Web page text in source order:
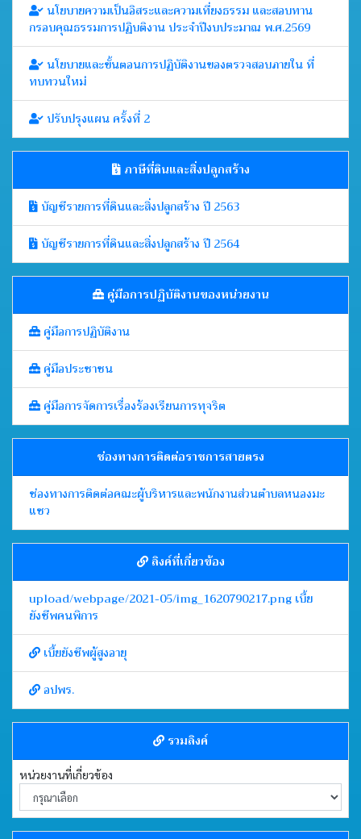
นโยบายความเป็นอิสระและความเที่ยงธรรม และสอบทาน
กรอบคุณธรรมการปฏิบติงาน ประจำปีงบประมาณ พ.ศ.2569
นโยบายและขั้นตอนการปฏิบัติงานของตรวจสอบภายใน ที่
ทบทวนใหม่
ปรับปรุงแผน ครั้งที่ 2
ภาษีที่ดินและสิ่งปลูกสร้าง
บัญชีรายการที่ดินและสิ่งปลูกสร้าง ปี 2563
บัญชีรายการที่ดินและสิ่งปลูกสร้าง ปี 2564
คู่มือการปฏิบัติงานของหน่วยงาน
คู่มือการปฏิบัติงาน
คู่มือประชาชน
คู่มือการจัดการเรื่องร้องเรียนการทุจริต
ช่องทางการติดต่อราชการสายตรง
ช่องทางการติดต่อคณะผู้บริหารและพนักงานส่วนตำบลหนองมะ
แซว
ลิงค์ที่เกี่ยวข้อง
upload/webpage/2021-05/img_1620790217.png เบี้ย
ยังชีพคนพิการ
เบี้ยยังชีพผู้สูงอายุ
อปพร.
รวมลิงค์
หน่วยงานที่เกี่ยวข้อง